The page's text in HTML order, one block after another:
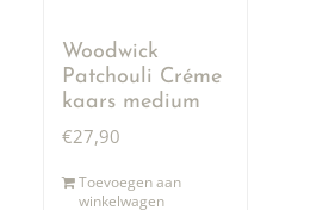
Woodwick
Patchouli Créme
kaars medium
€27,90
Toevoegen aan
winkelwagen